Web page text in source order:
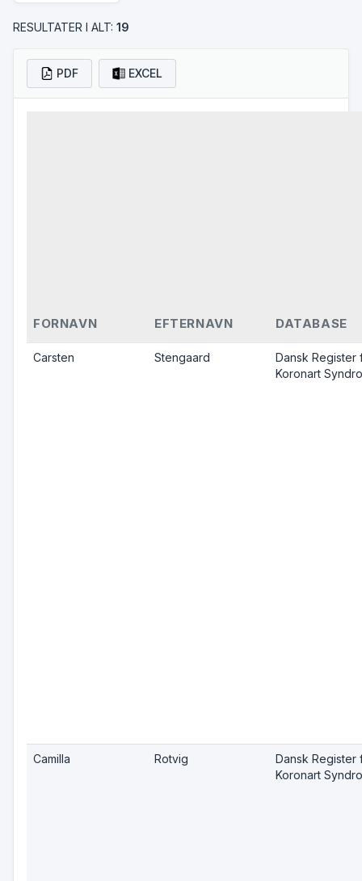
RESULTATER I ALT: 19
PDF EXCEL
FORNAVN EFTERNAVN DATABASE
Carsten Stengaard
Dansk Register
Koronart
Camilla Rotvig
Dansk Register
Koronart